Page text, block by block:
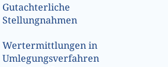
Gutachterliche
Stellungnahmen
Wertermittlungen in
Umlegungsverfahren